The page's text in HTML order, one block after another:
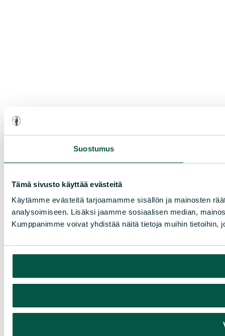
Suostumus
Tämä sivusto käyttää evästeitä
Käytämme evästeitä tarjoamamme sisällön ja mainosten
analysoimiseen. Lisäksi jaamme sosiaalisen median,
Kumppanimme voivat yhdistää näitä tietoja muihin tietoihin,